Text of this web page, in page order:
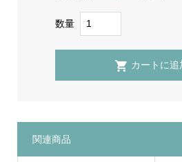
数量
関連商品